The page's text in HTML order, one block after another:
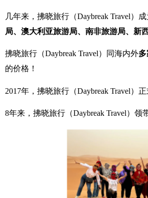
几年来，拂晓旅⾏（Daybreak Travel
局、澳大利亚旅游局、南非旅游局、新
拂晓旅行（Daybreak Travel）同海内外
的价格！
2017年，拂晓旅行（Daybreak Travel）
8年来，拂晓旅行（Daybreak Travel）